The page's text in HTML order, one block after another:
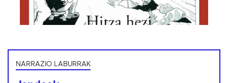
NARRAZIO LABURRAK